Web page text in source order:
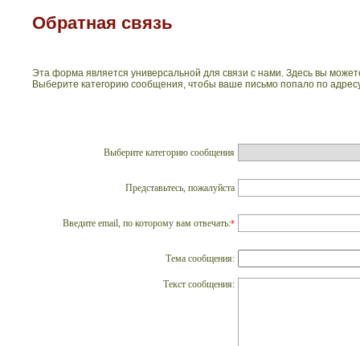
Обратная связь
Эта форма является универсальной для связи с нами. Здесь вы
Выберите категорию сообщения, чтобы ваше письмо попало по
Выберите категорию сообщения
Представьтесь, пожалуйста
Введите email, по которому вам отвечать:*
Тема сообщения:
Текст сообщения: